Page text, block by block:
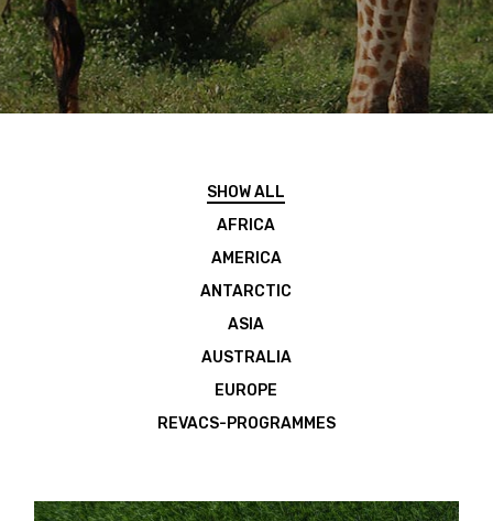
SHOW ALL
AFRICA
AMERICA
ANTARCTIC
ASIA
AUSTRALIA
EUROPE
REVACS-PROGRAMMES